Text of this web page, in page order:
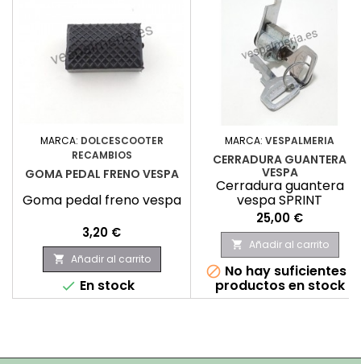
MARCA: DOLCESCOOTER
RECAMBIOS
GOMA PEDAL FRENO VESPA
Goma pedal freno vespa
Precio
3,20 €
 Añadir al carrito
 En stock
MARCA: VESPALMERIA
CERRADURA GUANTERA
VESPA
Cerradura guantera
vespa SPRINT
Precio
25,00 €
 Añadir al carrito
 No hay suficientes
productos en stock